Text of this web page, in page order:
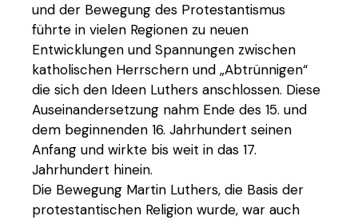
und der Bewegung des Protestantismus
führte in vielen Regionen zu neuen
Entwicklungen und Spannungen zwischen
katholischen Herrschern und „Abtrünnigen“
die sich den Ideen Luthers anschlossen. Diese
Auseinandersetzung nahm Ende des 15. und
dem beginnenden 16. Jahrhundert seinen
Anfang und wirkte bis weit in das 17.
Jahrhundert hinein.
Die Bewegung Martin Luthers, die Basis der
protestantischen Religion wurde, war auch